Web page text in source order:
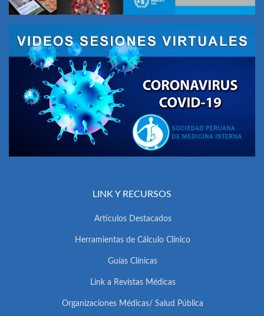
LINK Y RECURSOS
Artículos Destacados
Herramientas de Cálculo Clínico
Guías Clínicas
Link a Revistas Médicas
Organizaciones Médicas/ Salud Pública